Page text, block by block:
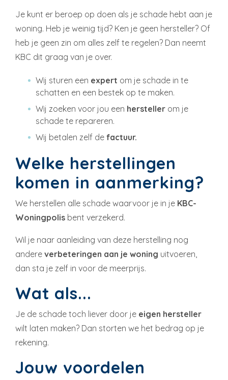
Je kunt er beroep op doen als je schade hebt aan je
woning. Heb je weinig tijd? Ken je geen hersteller? Of
heb je geen zin om alles zelf te regelen? Dan neemt
KBC dit graag van je over.
Wij sturen een expert om je schade in te
schatten en een bestek op te maken.
Wij zoeken voor jou een hersteller om je
schade te repareren.
Wij betalen zelf de factuur.
Welke herstellingen
komen in aanmerking?
We herstellen alle schade waarvoor je in je KBC-
Woningpolis bent verzekerd.
Wil je naar aanleiding van deze herstelling nog
andere verbeteringen aan je woning uitvoeren,
dan sta je zelf in voor de meerprijs.
Wat als...
Je de schade toch liever door je eigen hersteller
wilt laten maken? Dan storten we het bedrag op je
rekening.
Jouw voordelen